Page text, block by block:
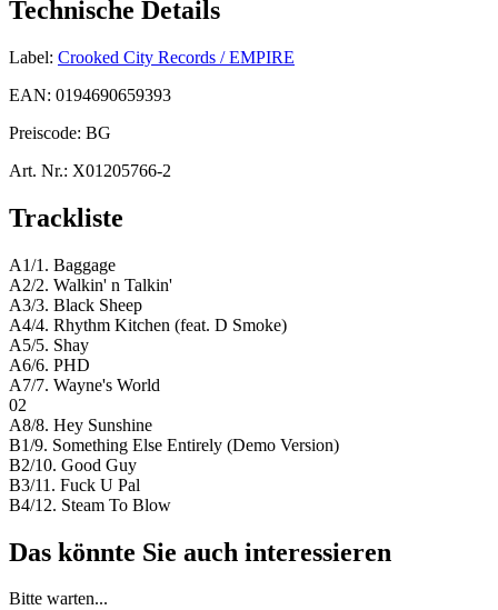
Technische Details
Label: Crooked City Records / EMPIRE
EAN: 0194690659393
Preiscode: BG
Art. Nr.: X01205766-2
Trackliste
A1/1. Baggage
A2/2. Walkin' n Talkin'
A3/3. Black Sheep
A4/4. Rhythm Kitchen (feat. D Smoke)
A5/5. Shay
A6/6. PHD
A7/7. Wayne's World
02
A8/8. Hey Sunshine
B1/9. Something Else Entirely (Demo Version)
B2/10. Good Guy
B3/11. Fuck U Pal
B4/12. Steam To Blow
Das könnte Sie auch interessieren
Bitte warten...